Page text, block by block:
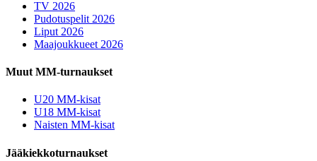
TV 2026
Pudotuspelit 2026
Liput 2026
Maajoukkueet 2026
Muut MM-turnaukset
U20 MM-kisat
U18 MM-kisat
Naisten MM-kisat
Jääkiekkoturnaukset